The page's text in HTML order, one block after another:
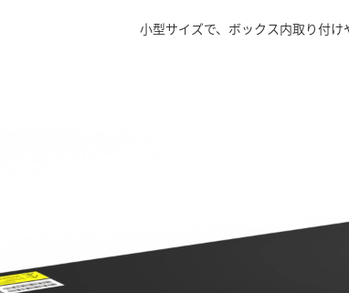
小型サイズで、ボックス内取り付け